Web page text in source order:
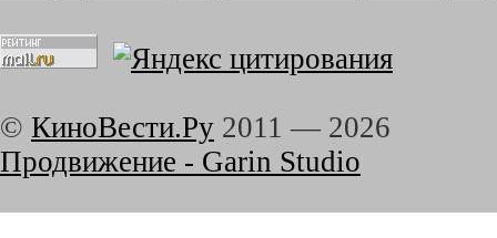
© КиноВести.Ру 2011 — 2026
Продвижение - Garin Studio